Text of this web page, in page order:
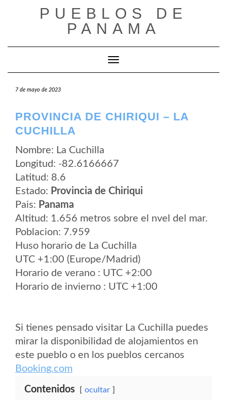
PUEBLOS DE
PANAMA
Cambiar modo de navegación
7 de mayo de 2023
PROVINCIA DE CHIRIQUI – LA
CUCHILLA
Nombre: La Cuchilla
Longitud: -82.6166667
Latitud: 8.6
Estado: Provincia de Chiriqui
Pais: Panama
Altitud: 1.656 metros sobre el nvel del mar.
Poblacion: 7.959
Huso horario de La Cuchilla
UTC +1:00 (Europe/Madrid)
Horario de verano : UTC +2:00
Horario de invierno : UTC +1:00
Si tienes pensado visitar La Cuchilla puedes
mirar la disponibilidad de alojamientos en
este pueblo o en los pueblos cercanos
Booking.com
Contenidos ocultar